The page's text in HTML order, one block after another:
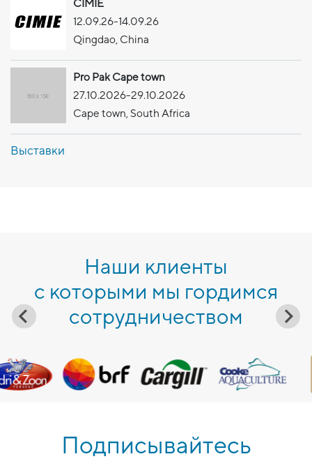
сортировке Marelec,
оптимизировать Ваш
CIMIE
12.09.26-14.09.26
Qingdao, China
Pro Pak Cape town
27.10.2026-29.10.2026
Cape town, South Africa
Выставки
Наши клиенты
с которыми мы гордимся
сотрудничеством
Подписывайтесь